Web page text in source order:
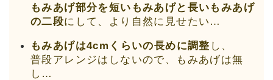
もみあげ部分を短いもみあげと長いもみあげ
の二段にして、より自然に見せたい…
もみあげは4cmくらいの長めに調整 し、
普段アレンジはしないので、もみあげは無
し…